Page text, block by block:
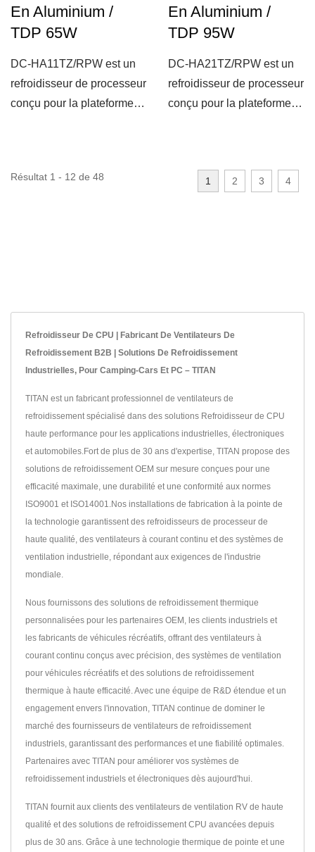
En Aluminium /
TDP 65W
DC-HA11TZ/RPW est un
refroidisseur de processeur
conçu pour la plateforme
En Aluminium /
TDP 95W
DC-HA21TZ/RPW est un
refroidisseur de processeur
conçu pour la plateforme
Résultat 1 - 12 de 48 1 2 3 4
Refroidisseur De CPU | Fabricant De Ventilateurs De
Refroidissement B2B | Solutions De Refroidissement
Industrielles, Pour Camping-Cars Et PC – TITAN
TITAN est un fabricant professionnel de ventilateurs de
refroidissement spécialisé dans des solutions Refroidisseur de CPU
haute performance pour les applications industrielles, électroniques
et automobiles.Fort de plus de 30 ans d'expertise, TITAN propose des
solutions de refroidissement OEM sur mesure conçues pour une
efficacité maximale, une durabilité et une conformité aux normes
ISO9001 et ISO14001.Nos installations de fabrication à la pointe de
la technologie garantissent des refroidisseurs de processeur de
haute qualité, des ventilateurs à courant continu et des systèmes de
ventilation industrielle, répondant aux exigences de l'industrie
mondiale.
Nous fournissons des solutions de refroidissement thermique
personnalisées pour les partenaires OEM, les clients industriels et
les fabricants de véhicules récréatifs, offrant des ventilateurs à
courant continu conçus avec précision, des systèmes de ventilation
pour véhicules récréatifs et des solutions de refroidissement
thermique à haute efficacité. Avec une équipe de R&D étendue et un
engagement envers l'innovation, TITAN continue de dominer le
marché des fournisseurs de ventilateurs de refroidissement
industriels, garantissant des performances et une fiabilité optimales.
Partenaires avec TITAN pour améliorer vos systèmes de
refroidissement industriels et électroniques dès aujourd'hui.
TITAN fournit aux clients des ventilateurs de ventilation RV de haute
qualité et des solutions de refroidissement CPU avancées depuis
plus de 30 ans. Grâce à une technologie thermique de pointe et une